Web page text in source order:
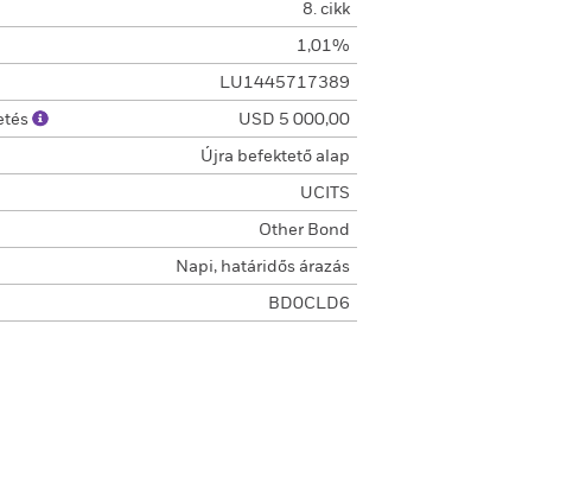
8. cikk
1,01%
LU1445717389
USD 5 000,00
Újra befektető alap
UCITS
Other Bond
Napi, határidős árazás
BD0CLD6